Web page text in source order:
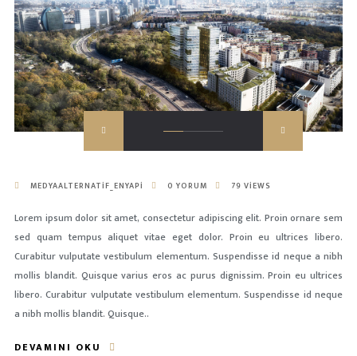
MEDYAALTERNATIF_ENYAPI 0 YORUM 79 VIEWS
Lorem ipsum dolor sit amet, consectetur adipiscing elit. Proin ornare sem
sed quam tempus aliquet vitae eget dolor. Proin eu ultrices libero.
Curabitur vulputate vestibulum elementum. Suspendisse id neque a nibh
mollis blandit. Quisque varius eros ac purus dignissim. Proin eu ultrices
libero. Curabitur vulputate vestibulum elementum. Suspendisse id neque
a nibh mollis blandit. Quisque..
DEVAMINI OKU